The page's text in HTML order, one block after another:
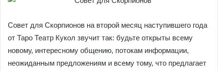
Совет для Скорпионов на второй месяц наступившего года
от Таро Театр Кукол звучит так: будьте открыты всему
новому, интересному общению, потокам информации,
неожиданным предложениям и всему тому, что предлагает